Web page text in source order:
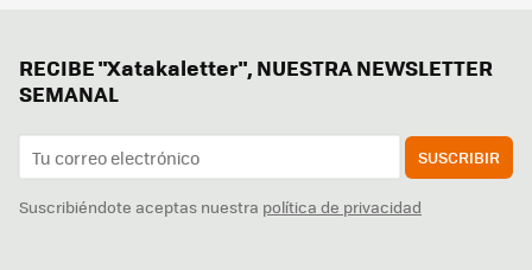
RECIBE "Xatakaletter", NUESTRA NEWSLETTER
SEMANAL
SUSCRIBIR
Suscribiéndote aceptas nuestra política de privacidad